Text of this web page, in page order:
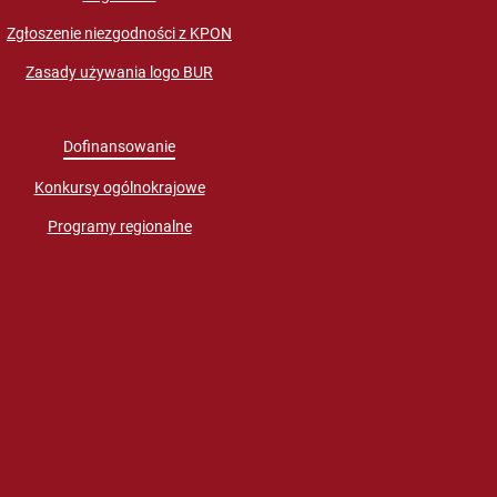
Zgłoszenie niezgodności z KPON
Zasady używania logo BUR
Dofinansowanie
Konkursy ogólnokrajowe
Programy regionalne